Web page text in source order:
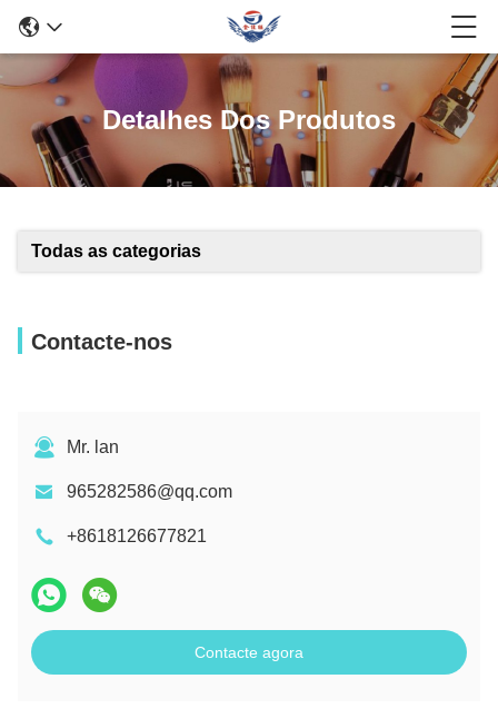
Detalhes Dos Produtos
Todas as categorias
Contacte-nos
Mr. lan
965282586@qq.com
+8618126677821
Contacte agora